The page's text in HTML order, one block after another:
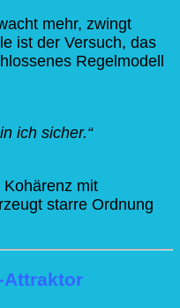
mehr, zwingt
ist der Versuch, das
Regelmodell
ich sicher.“
mit
starre Ordnung
Attraktor